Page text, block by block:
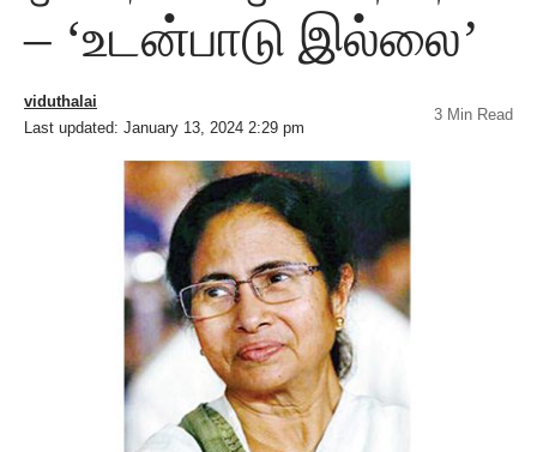
– ‘உடன்பாடு இல்லை’
Last updated: January 13, 2024 2:29 pm
viduthalai
3 Min Read